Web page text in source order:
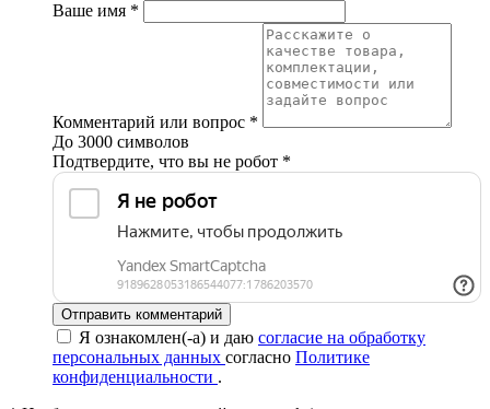
Ваше имя *
Комментарий или вопрос *
До 3000 символов
Подтвердите, что вы не робот *
Отправить комментарий
Я ознакомлен(-а) и даю согласие на обработку
персональных данных согласно Политике
конфиденциальности .